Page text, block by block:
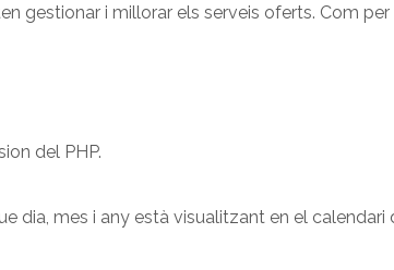
gestionar i millorar els serveis oferts. Com
del PHP.
dia, mes i any està visualitzant en el calendari